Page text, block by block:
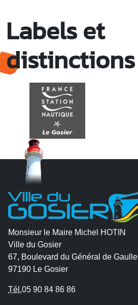
Labels et
distinctions
Monsieur le Maire Michel HOTIN
Ville du Gosier
67, Boulevard du Général de Gaulle
97190 Le Gosier
Tél.05 90 84 86 86